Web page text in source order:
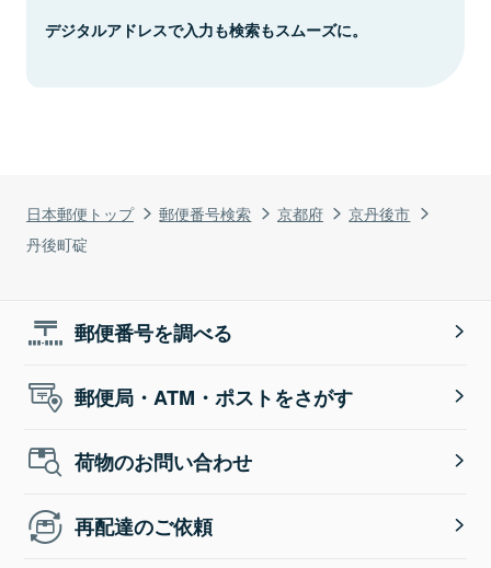
日本郵便トップ 郵便番号検索 京都府
京丹後市
丹後町碇
デジタルアドレスで入力も検索もスムーズに。
郵便番号を調べる
郵便局・ATM・ポストをさがす
荷物のお問い合わせ
再配達のご依頼